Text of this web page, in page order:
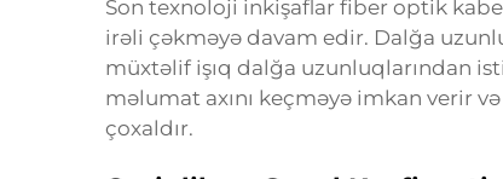
Son texnoloji inkişaflar fiber optik
irəli çəkməyə davam edir. Dalğa
müxtəlif işıq dalğa uzunluqlarından
məlumat axını keçməyə imkan verir
çoxaldır.